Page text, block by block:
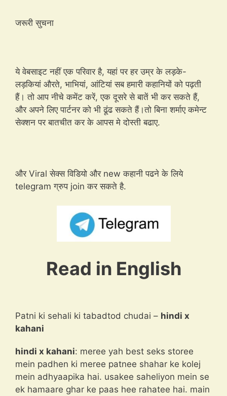
जरूरीसुचना
ये वेबसाइट नहीं एक परिवार है, यहां पर हर उम्र के लड़के-
लड़कियां औरते, भाभियां, आंटियां सब हमारीकहानियों को पढ़ती
हैं। तो आप नीचेकमेंट करें, एक दूसरे से बातें भी कर सकते हैं,
और अपने लिएपार्टनरको भी ढूंढ सकतेहैं।तो बिना शर्माएकमेन्ट
सेक्शन पर बातचीत कर के आपसमे दोस्तीबढाए.
और Viralसेक्सविडियो और newकहानी पढने के लिये
telegram ग्रुप joinकर सकते है.
Read in English
Patni ki sehali ki tabadtod chudai – hindi x
kahani
hindi x kahani: meree yah best seks storee
mein padhen ki meree patnee shahar ke kolej
mein adhyaapika hai. usakee saheliyon mein se
ek hamaare ghar ke paas hee rahatee hai. main